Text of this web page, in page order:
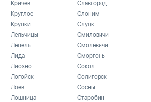
Кричев
Круглое
Крупки
Лельчицы
Лепель
Лида
Лиозно
Логойск
Лоев
Лошница
Славгород
Слоним
Слуцк
Смиловичи
Смолевичи
Сморгонь
Сокол
Солигорск
Сосны
Старобин